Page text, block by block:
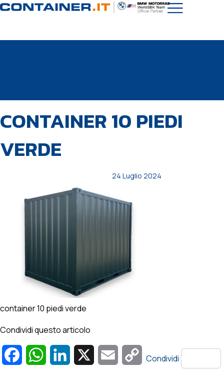
IN:
CONTAINER 10 PIEDI
VERDE
il:
24 Luglio 2024
container 10 piedi verde
Condividi questo articolo
FacebookWhatsAppLinkedIn Email
Copy
Condividi